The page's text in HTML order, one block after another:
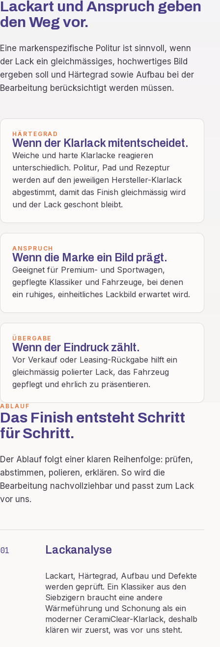
Lackart und Anspruch geben
den Weg vor.
Eine markenspezifische Politur ist sinnvoll, wenn
der Lack ein gleichmässiges, hochwertiges Bild
ergeben soll und Härtegrad sowie Aufbau bei der
Bearbeitung berücksichtigt werden müssen.
HÄRTEGRAD
Wenn der Klarlack mitentscheidet.
Weiche und harte Klarlacke reagieren
unterschiedlich. Politur, Pad und Rezeptur
werden auf den jeweiligen Hersteller-Klarlack
abgestimmt, damit das Finish gleichmässig wird
und der Lack geschont bleibt.
ANSPRUCH
Wenn die Marke ein Bild prägt.
Geeignet für Premium- und Sportwagen,
gepflegte Klassiker und Fahrzeuge, bei denen
ein ruhiges, einheitliches Lackbild erwartet wird.
ÜBERGABE
Wenn der Eindruck zählt.
Vor Verkauf oder Leasing-Rückgabe hilft ein
gleichmässig polierter Lack, das Fahrzeug
gepflegt und ehrlich zu präsentieren.
ABLAUF
Das Finish entsteht Schritt
für Schritt.
Der Ablauf folgt einer klaren Reihenfolge: prüfen,
abstimmen, polieren, erklären. So wird die
Bearbeitung nachvollziehbar und passt zum Lack
vor uns.
01 Lackanalyse
Lackart, Härtegrad, Aufbau und Defekte
werden geprüft. Ein Klassiker aus den
Siebzigern braucht eine andere
Wärmeführung und Schonung als ein
moderner CeramiClear-Klarlack, deshalb
klären wir zuerst, was vor uns steht.